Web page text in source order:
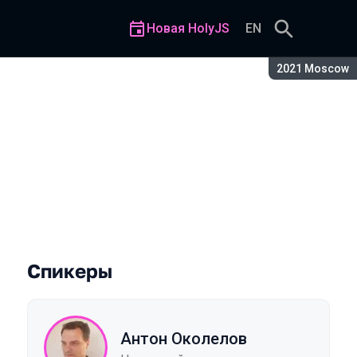
Сезон:
2021 Moscow
Новая HolyJS EN
Спикеры
Антон Околелов